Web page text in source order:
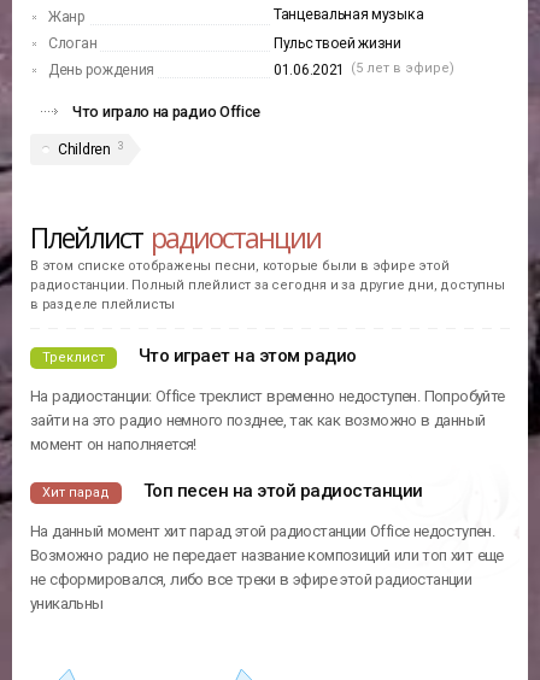
Жанр
Танцевальная музыка
Слоган
Пульс твоей жизни
День рождения
01.06.2021 (5 лет в эфире)
Что играло на радио Office
Children 3
Плейлист радиостанции
В этом списке отображены песни, которые были в эфире этой
радиостанции. Полный плейлист за сегодня и за другие дни, доступны
в разделе плейлисты
Треклист Что играет на этом радио
На радиостанции: Office треклист временно недоступен. Попробуйте
зайти на это радио немного позднее, так как возможно в данный
момент он наполняется!
Хит парад Топ песен на этой радиостанции
На данный момент хит парад этой радиостанции Office недоступен.
Возможно радио не передает название композиций или топ хит еще
не сформировался, либо все треки в эфире этой радиостанции
уникальны